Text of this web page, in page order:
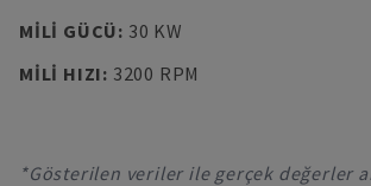
MILI GÜCÜ: 30 KW
MILI HIZI: 3200 RPM
*Gösterilen veriler ile gerçek değerler